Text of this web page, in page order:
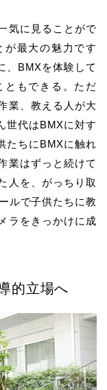
気に見ることがで
が最大の魅力です
、BMXを体験して
ともできる。ただ
業、教える人が大
世代はBMXに対す
たちにBMXに触れ
業はずっと続けて
人を、がっちり取
ルで子供たちに教
ラをきっかけに成
的立場へ